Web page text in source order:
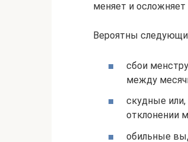
меняет и
Вероятны
сбои
между
скудные
отклонении
обильные